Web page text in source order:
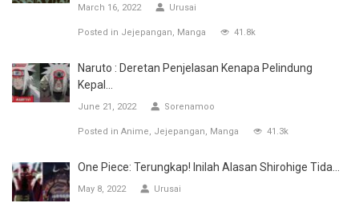
March 16, 2022 Urusai
Posted in Jejepangan Manga 41.8k
Naruto : Deretan Penjelasan Kenapa Pelindung
Kepal...
June 21, 2022 Sorenamoo
Posted in Anime Jejepangan Manga 41.3k
One Piece: Terungkap! Inilah Alasan Shirohige Tida...
May 8, 2022 Urusai